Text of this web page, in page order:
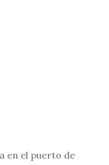
en el puerto de